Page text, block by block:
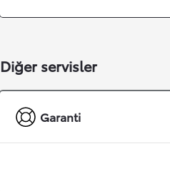
Diğer servisler
Garanti